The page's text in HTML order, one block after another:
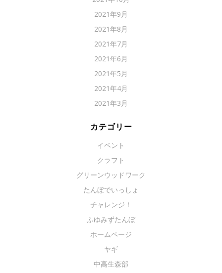
2021年9月
2021年8月
2021年7月
2021年6月
2021年5月
2021年4月
2021年3月
カテゴリー
イベント
クラフト
グリーンウッドワーク
たんぼでいっしょ
チャレンジ！
ふゆみずたんぼ
ホームページ
ヤギ
中高生森部